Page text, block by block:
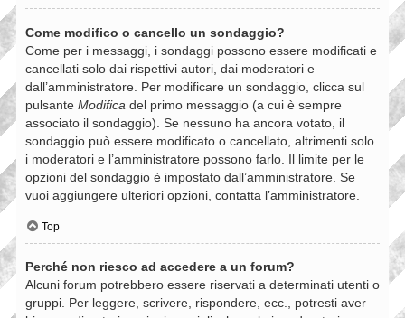
Come modifico o cancello un sondaggio?
Come per i messaggi, i sondaggi possono essere modificati e
cancellati solo dai rispettivi autori, dai moderatori e
dall’amministratore. Per modificare un sondaggio, clicca sul
pulsante Modifica del primo messaggio (a cui è sempre
associato il sondaggio). Se nessuno ha ancora votato, il
sondaggio può essere modificato o cancellato, altrimenti solo
i moderatori e l’amministratore possono farlo. Il limite per le
opzioni del sondaggio è impostato dall’amministratore. Se
vuoi aggiungere ulteriori opzioni, contatta l’amministratore.
Top
Perché non riesco ad accedere a un forum?
Alcuni forum potrebbero essere riservati a determinati utenti o
gruppi. Per leggere, scrivere, rispondere, ecc., potresti aver